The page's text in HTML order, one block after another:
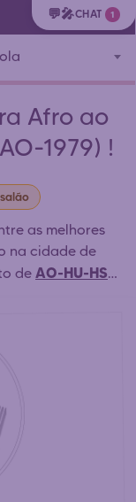
Afro ao
1979) !
as melhores
na cidade de
de AO-HU-HS
online 24h/24.
mais
a preço
de
💬🎤CHAT 1